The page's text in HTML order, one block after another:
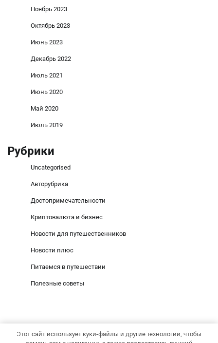
Ноябрь 2023
Октябрь 2023
Июнь 2023
Декабрь 2022
Июль 2021
Июнь 2020
Май 2020
Июль 2019
Рубрики
Uncategorised
Авторубрика
Достопримечательности
Криптовалюта и бизнес
Новости для путешественников
Новости плюс
Питаемся в путешествии
Полезные советы
Copyright © 2026goldshanson.ruТема Social News от
Этот сайт использует куки-файлы и другие технологии, чтобы